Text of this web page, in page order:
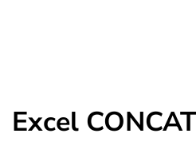
Excel